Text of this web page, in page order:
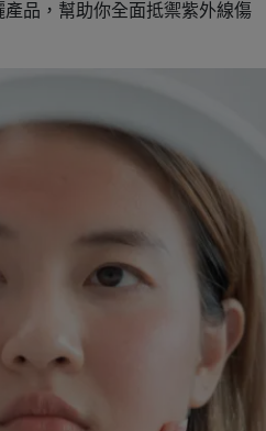
品，幫助你全面抵禦紫外線傷